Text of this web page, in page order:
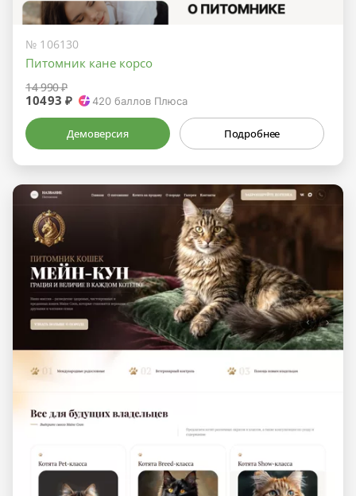
№ 106130
Питомник кане корсо
14 990 ₽
10493 ₽ 420 баллов Плюса
Демоверсия Подробнее